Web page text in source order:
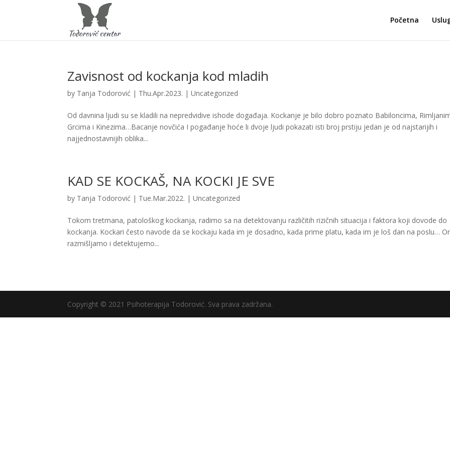
Početna
Zavisnost od kockanja kod mladih
by Tanja Todorović | Thu.Apr.2023. |Uncategorized
Od davnina ljudi su se kladili na nepredvidive ishode događaja. Kockanje je bilo dobro poznato Babiloncima,
Grcima i Kinezima…Bacanje novčića I pogađanje hoće li dvoje ljudi pokazati isti broj prstiju jedan je od najstarijih i
najjednostavnijih oblika...
KAD SE KOCKAŠ, NA KOCKI JE SVE
by Tanja Todorović | Tue.Mar.2022. |Uncategorized
Tokom tretmana, patološkog kockanja, radimo sa na detektovanju različitih rizičnih situacija i faktora koji dovode do
kockanja. Kockari često navode da se kockaju kada im je dosadno, kada prime platu, kada im je loš dan na poslu…
razmišljamo i detektujemo...
Copyright © 2021 Psihoterapija Todorović. Sva prava zadržana.